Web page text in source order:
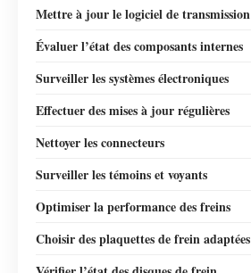
Mettre à jour le logiciel de transmission
Évaluer l’état des composants internes
Surveiller les systèmes électroniques
Effectuer des mises à jour régulières
Nettoyer les connecteurs
Surveiller les témoins et voyants
Optimiser la performance des freins
Choisir des plaquettes de frein adaptées